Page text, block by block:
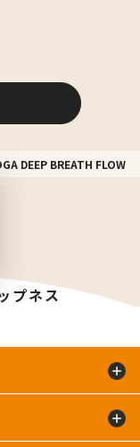
DEEP BREATH FLOW
プネス
大泉学園24hours